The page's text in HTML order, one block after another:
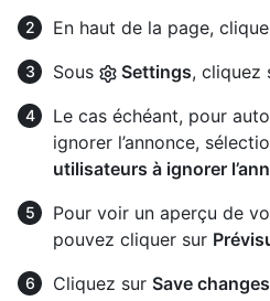
En haut de la page,
Sous
Settings, cliquez
Le cas échéant, pour
ignorer l’annonce,
utilisateurs à ignorer
Pour voir un aperçu de
pouvez cliquer sur
Cliquez sur Save changes